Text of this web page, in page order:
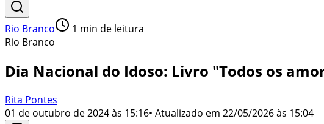
Rio Branco 1 min de leitura
Rio Branco
Dia Nacional do Idoso: Livro "Todos os
Rita Pontes
01 de outubro de 2024 às 15:16• Atualizado em 22/05/2026 às 15:04